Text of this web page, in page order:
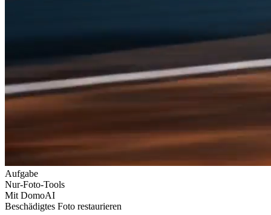
Aufgabe
Nur-Foto-Tools
Mit DomoAI
Beschädigtes Foto restaurieren